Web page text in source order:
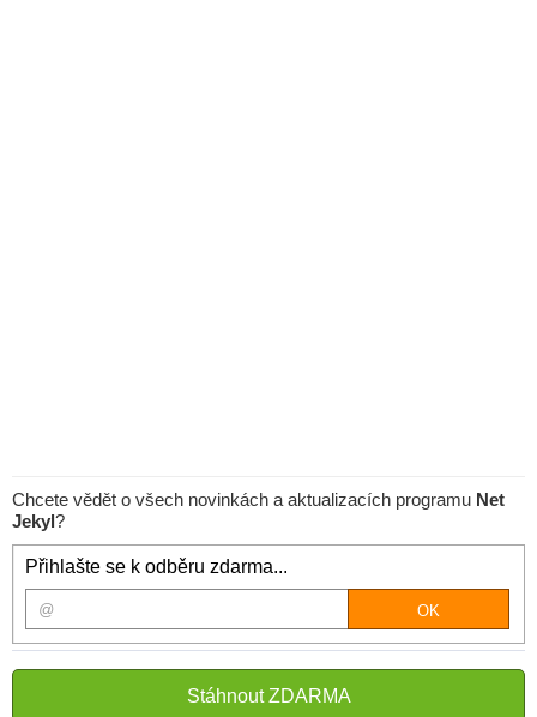
Chcete vědět o všech novinkách a aktualizacích programu Net
Jekyl?
Přihlašte se k odběru zdarma...
Stáhnout ZDARMA